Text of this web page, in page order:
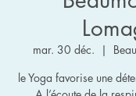
mar. 30 déc.
  |
le Yoga favorise une